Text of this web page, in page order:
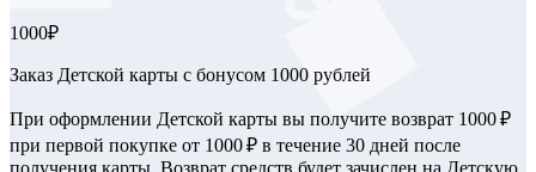
1000₽
Заказ Детской карты с бонусом 1000 рублей
При оформлении Детской карты вы получите возврат 1000 ₽
при первой покупке от 1000 ₽ в течение 30 дней после
получения карты. Возврат средств будет зачислен на Детскую